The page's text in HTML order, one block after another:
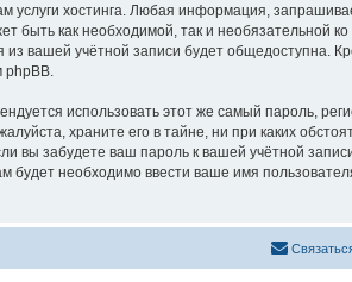
хостинга. Любая информация,
как необходимой, так и необязательной
вашей учётной записи будет общедоступна.
использовать этот же самый пароль,
храните его в тайне, ни при каких
вы забудете ваш пароль к вашей учётной
необходимо ввести ваше имя